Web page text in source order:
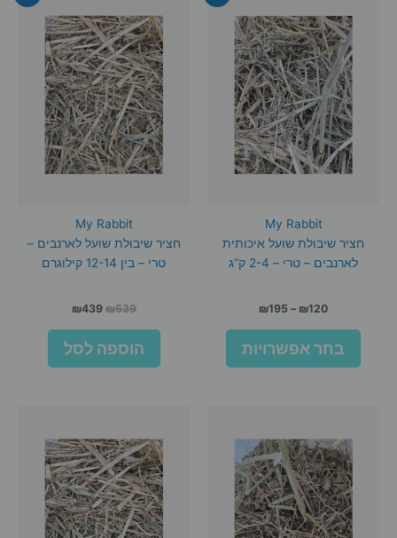
My Rabbit
חציר שיבולת שועל איכותית
לארנבים – טרי – 2-4 ק”ג
₪120
–
₪195
עד
בחר אפשרויות
למוצר
יש
My Rabbit
חציר שיבולת שועל לארנבים –
טרי – בין 12-14 קילוגרם
₪539
המחיר
₪539.
₪439
₪439.הוספה לסל